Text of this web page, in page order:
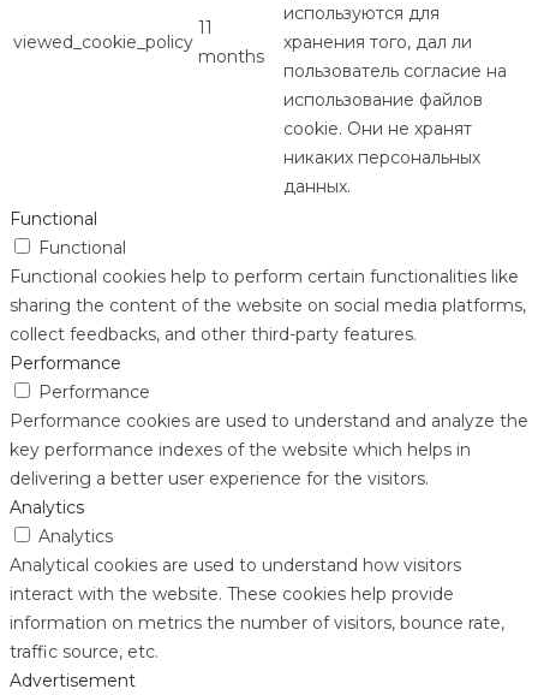
viewed_cookie_policy
11
months
используются для
хранения того, дал ли
пользователь согласие на
использование файлов
cookie. Они не хранят
никаких персональных
данных.
Functional
Functional
Functional cookies help to perform certain functionalities like
sharing the content of the website on social media platforms,
collect feedbacks, and other third-party features.
Performance
Performance
Performance cookies are used to understand and analyze the
key performance indexes of the website which helps in
delivering a better user experience for the visitors.
Analytics
Analytics
Analytical cookies are used to understand how visitors
interact with the website. These cookies help provide
information on metrics the number of visitors, bounce rate,
traffic source, etc.
Advertisement